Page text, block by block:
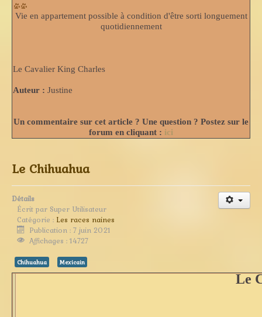
Vie en appartement possible à condition d'être sorti longuement
quotidiennement
Le Cavalier King Charles
Auteur : Justine
Un commentaire sur cet article ? Une question ? Postez sur le
forum en cliquant : ici
Le Chihuahua
Détails
Écrit par Super Utilisateur
Catégorie : Les races naines
Publication : 7 juin 2021
Affichages : 14727
Chihuahua Mexicain
Le